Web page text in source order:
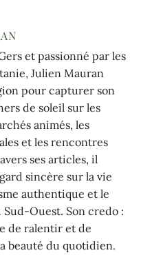
et passionné par les
Julien Mauran
pour capturer son
de soleil sur les
animés, les
et les rencontres
ses articles, il
sincère sur la vie
authentique et le
Ouest. Son credo :
de ralentir et de
beauté du quotidien.